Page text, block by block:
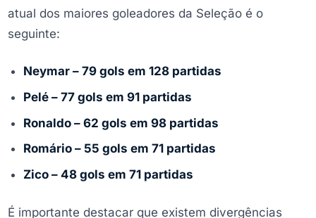
atual dos maiores goleadores da Seleção é o
seguinte:
Neymar – 79 gols em 128 partidas
Pelé – 77 gols em 91 partidas
Ronaldo – 62 gols em 98 partidas
Romário – 55 gols em 71 partidas
Zico – 48 gols em 71 partidas
É importante destacar que existem divergências